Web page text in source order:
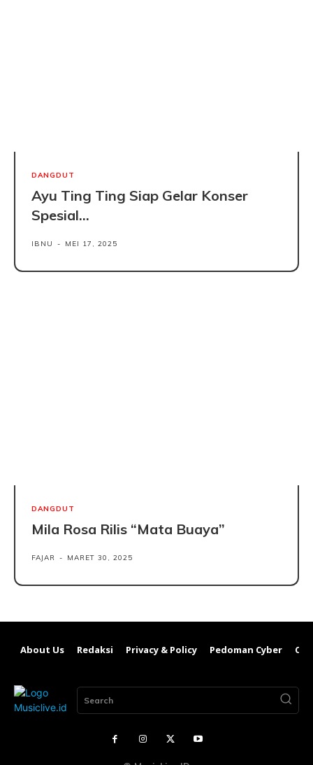
DANGDUT
Ayu Ting Ting Siap Gelar Konser
Spesial...
IBNU - MEI 17, 2025
DANGDUT
Mila Rosa Rilis “Mata Buaya”
FAJAR - MARET 30, 2025
About Us Redaksi Privacy & Policy Pedoman Cyber
Search